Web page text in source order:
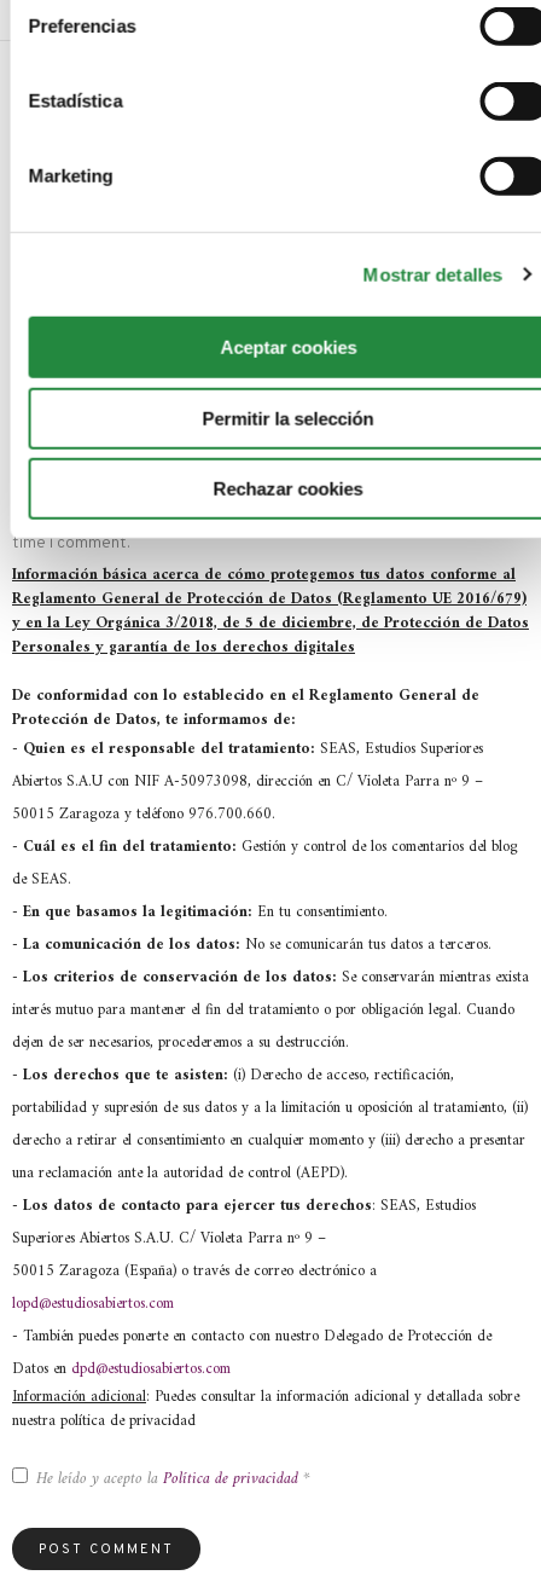
Preferencias
Estadística
Marketing
Mostrar detalles
Aceptar cookies
Permitir la selección
Rechazar cookies
time I comment.
Información básica acerca de cómo protegemos tus datos conforme al
Reglamento General de Protección de Datos (Reglamento UE 2016/679)
y en la Ley Orgánica 3/2018, de 5 de diciembre, de Protección de Datos
Personales y garantía de los derechos digitales
De conformidad con lo establecido en el Reglamento General de
Protección de Datos, te informamos de:
- Quien es el responsable del tratamiento: SEAS, Estudios Superiores
Abiertos S.A.U con NIF A-50973098, dirección en C/ Violeta Parra nº 9 –
50015 Zaragoza y teléfono 976.700.660.
- Cuál es el fin del tratamiento: Gestión y control de los comentarios del blog
de SEAS.
- En que basamos la legitimación: En tu consentimiento.
- La comunicación de los datos: No se comunicarán tus datos a terceros.
- Los criterios de conservación de los datos: Se conservarán mientras exista
interés mutuo para mantener el fin del tratamiento o por obligación legal. Cuando
dejen de ser necesarios, procederemos a su destrucción.
- Los derechos que te asisten: (i) Derecho de acceso, rectificación,
portabilidad y supresión de sus datos y a la limitación u oposición al tratamiento, (ii)
derecho a retirar el consentimiento en cualquier momento y (iii) derecho a presentar
una reclamación ante la autoridad de control (AEPD).
- Los datos de contacto para ejercer tus derechos: SEAS, Estudios
Superiores Abiertos S.A.U. C/ Violeta Parra nº 9 –
50015 Zaragoza (España) o través de correo electrónico a
lopd@estudiosabiertos.com
- También puedes ponerte en contacto con nuestro Delegado de Protección de
Datos en dpd@estudiosabiertos.com
Información adicional: Puedes consultar la información adicional y detallada sobre
nuestra política de privacidad
He leído y acepto la Política de privacidad *